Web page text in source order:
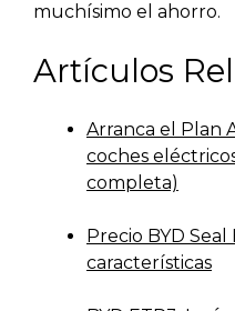
muchísimo el ahorro.
Artículos
Arranca el Plan
coches
completa)
Precio BYD
características